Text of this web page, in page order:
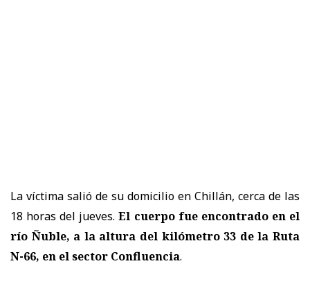
La víctima salió de su domicilio en Chillán, cerca de las
18 horas del jueves.El cuerpo fue encontrado en el
río Ñuble, a la altura del kilómetro 33 de la Ruta
N-66, en elsector Confluencia.